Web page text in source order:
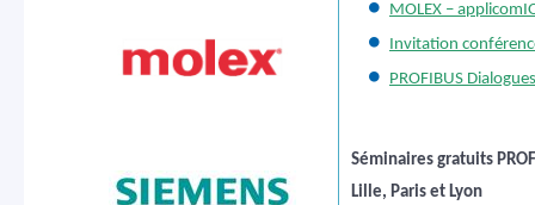
MOLEX –
Invitation
PROFIBUS
Séminaires gratuits
Lille, Paris et Lyon